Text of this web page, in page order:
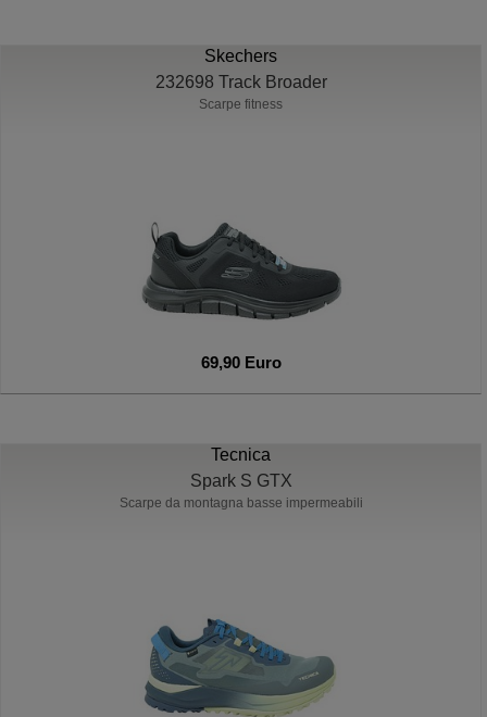
Skechers
232698 Track Broader
Scarpe fitness
69,90 Euro
Tecnica
Spark S GTX
Scarpe da montagna basse impermeabili